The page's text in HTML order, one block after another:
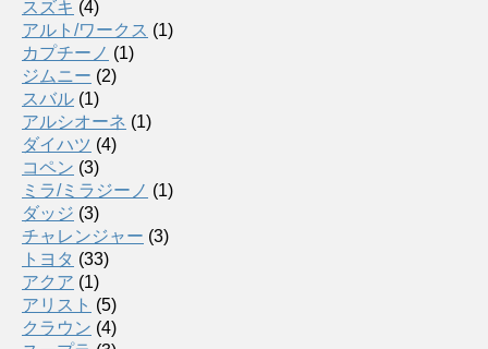
スズキ (4)
アルト/ワークス (1)
カプチーノ (1)
ジムニー (2)
スバル (1)
アルシオーネ (1)
ダイハツ (4)
コペン (3)
ミラ/ミラジーノ (1)
ダッジ (3)
チャレンジャー (3)
トヨタ (33)
アクア (1)
アリスト (5)
クラウン (4)